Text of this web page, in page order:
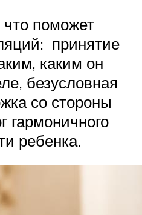
поможет
принятие
каким он
безусловная
со стороны
гармоничного
ребенка.